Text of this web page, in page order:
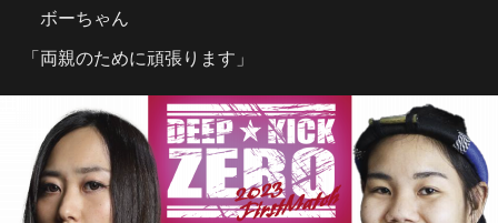
ボーちゃん
「両親のために頑張ります」